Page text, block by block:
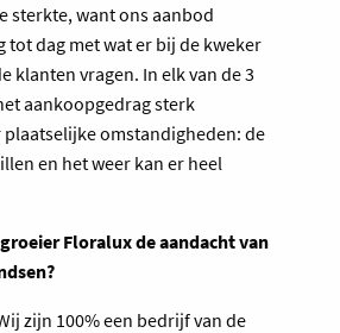
sterkte, want ons aanbod
tot dag met wat er bij de kweker
klanten vragen. In elk van de 3
aankoopgedrag sterk
omstandigheden: de
en het weer kan er heel
Floralux de aandacht van
zijn 100% een bedrijf van de